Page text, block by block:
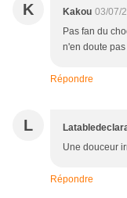
K Kakou 03/07/
Pas fan du
n'en doute
Répondre
L
Une douceur
Répondre